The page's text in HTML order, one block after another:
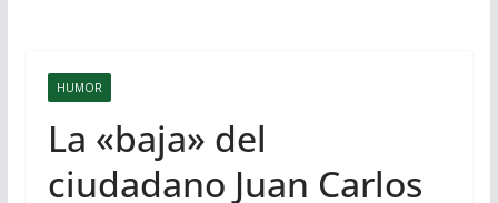
HUMOR
La «baja» del
ciudadano Juan Carlos